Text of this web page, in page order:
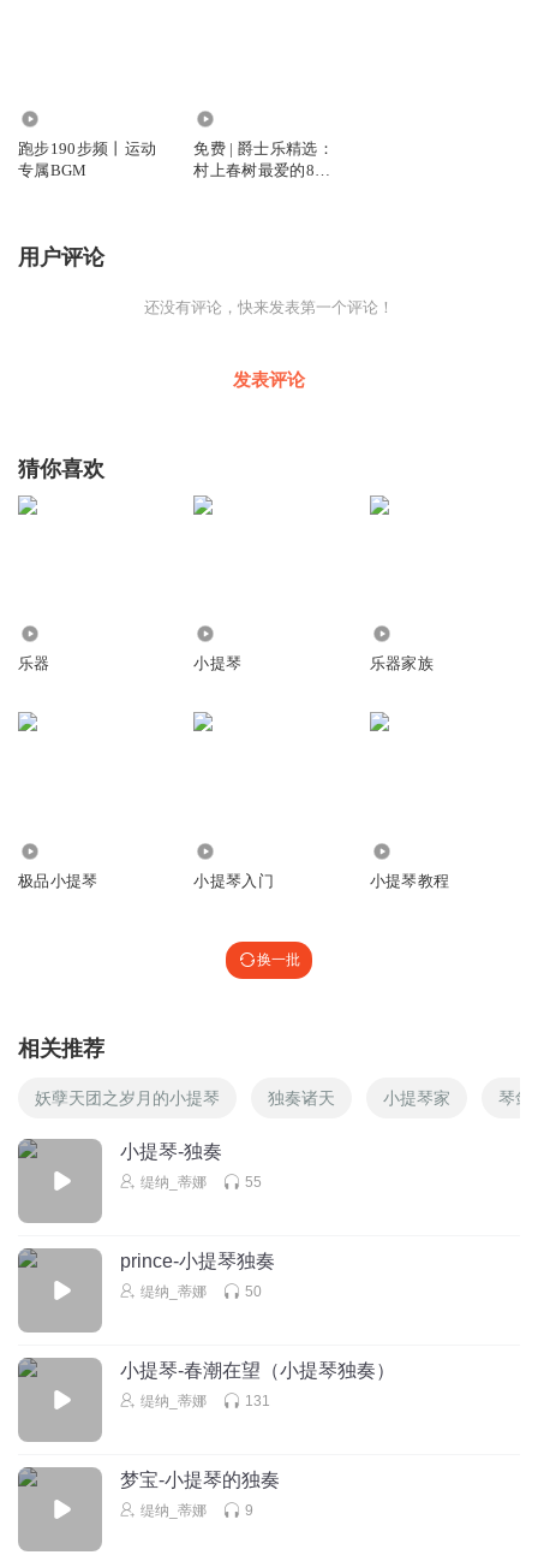
跑步190步频丨运动
专属BGM
免费 | 爵士乐精选：
村上春树最爱的8张
用户评论
还没有评论，快来发表第一个评论！
发表评论
猜你喜欢
乐器 小提琴 乐器家族
极品小提琴 小提琴入门 小提琴教程
换一批
相关推荐
妖孽天团之岁月的小提琴 独奏诸天 小提琴家 琴剑
小提琴-独奏
缇纳_蒂娜 55
prince-小提琴独奏
缇纳_蒂娜 50
小提琴-春潮在望（小提琴独奏）
缇纳_蒂娜 131
梦宝-小提琴的独奏
缇纳_蒂娜 9